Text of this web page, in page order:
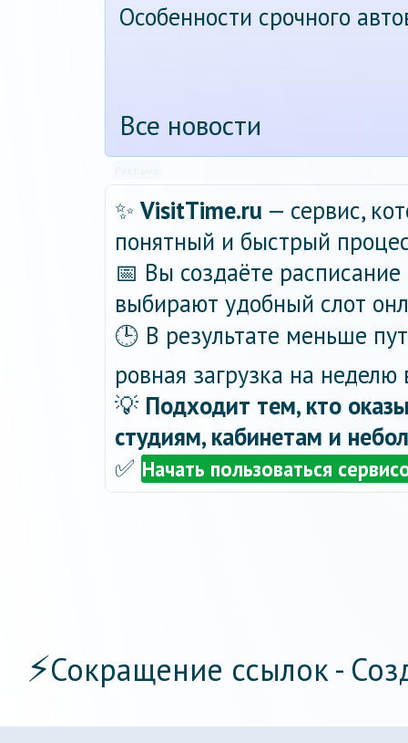
Особенности срочного
Все новости
✨ VisitTime.ru — сервис,
понятный и быстрый
📅 Вы создаёте
выбирают удобный слот
🕒 В результате меньше
ровная загрузка на неделю
💡 Подходит тем, кто
студиям, кабинетам и
✅ Начать пользоваться
⚡Сокращение ссылок -